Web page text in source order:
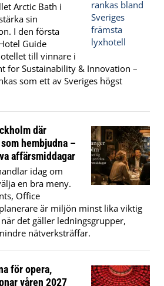
Arctic Bath i
sin
I den första
Guide
till vinnare i
for Sustainability & Innovation –
som ett av Sveriges högst
där
hembjudna –
affärsmiddagar
idag om
en bra meny.
Office
är miljön minst lika viktig
det gäller ledningsgrupper,
nätverksträffar.
för opera,
våren 2027